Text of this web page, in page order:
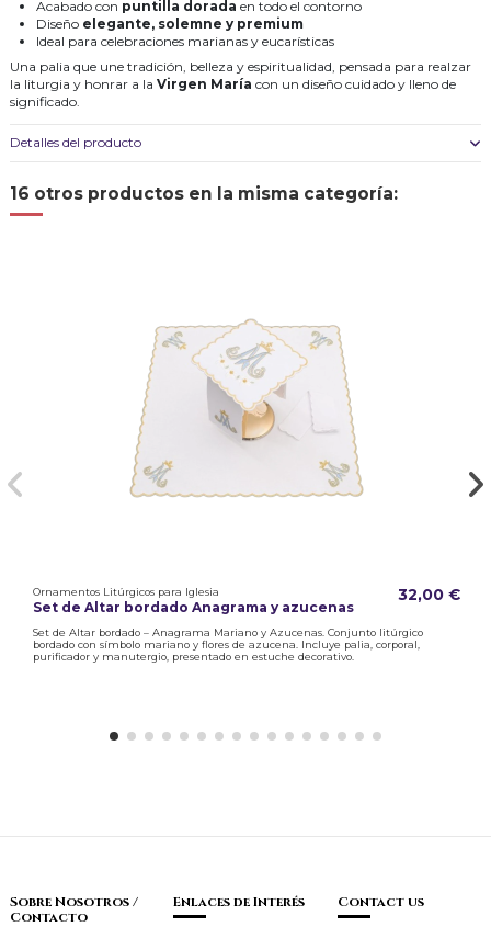
Acabado con puntilla dorada en todo el contorno
Diseño elegante, solemne y premium
Ideal para celebraciones marianas y eucarísticas
Una palia que une tradición, belleza y espiritualidad, pensada para realzar
la liturgia y honrar a la Virgen María con un diseño cuidado y lleno de
significado.
Detalles del producto
16 otros productos en la misma categoría:
Ornamentos Litúrgicos para Iglesia
Set de Altar bordado Anagrama y azucenas
32,00 €
Set de Altar bordado – Anagrama Mariano y Azucenas. Conjunto litúrgico
bordado con símbolo mariano y flores de azucena. Incluye palia, corporal,
purificador y manutergio, presentado en estuche decorativo.
Sobre Nosotros /
Contacto
Enlaces de Interés Contact us